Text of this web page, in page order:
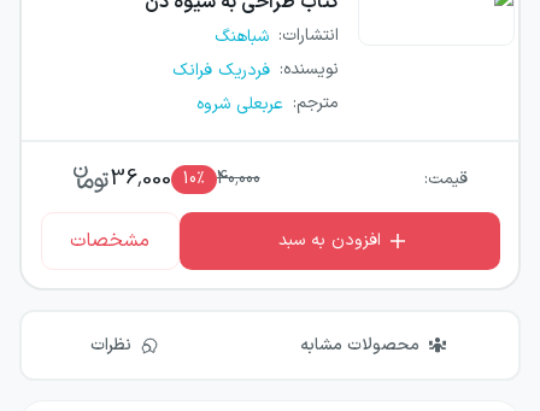
انتشارات: شباهنگ
نویسنده: فردریک فرانک
مترجم: عربعلی شروه
قیمت: 40,000
10٪ 36,000
افزودن به سبد مشخصات
محصولات مشابه نظرات